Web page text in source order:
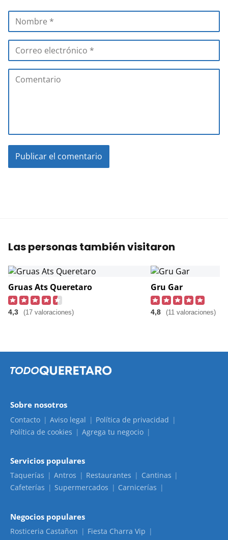
Las personas también visitaron
Gruas Ats Queretaro
4,3 (17 valoraciones)
Gru Gar
4,8 (11 valoraciones)
Sobre nosotros
Contacto Aviso legal
Política de privacidad
Política de cookies
Agrega tu negocio
Servicios populares
Taquerías Antros Restaurantes
Cantinas
Cafeterías
Supermercados Carnicerías
Negocios populares
Rosticeria Castañon
Fiesta Charra Vip